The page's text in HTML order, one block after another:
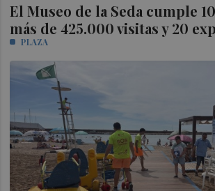
El Museo de la Seda cumple
más de 425.000 visitas y 20
PLAZA